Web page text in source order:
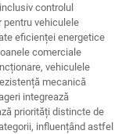
controlul
pentru vehiculele
eficienței energetice
comerciale
vehiculele
mecanică
integrează
priorități distincte de
influențând astfel